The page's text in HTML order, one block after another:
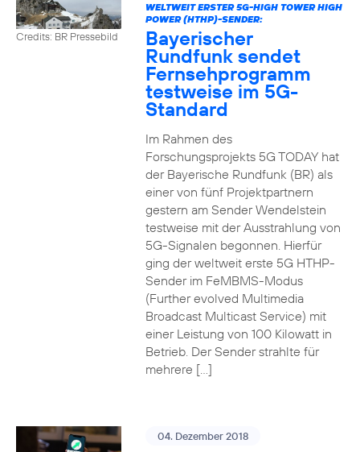
Credits: BR Pressebild
WELTWEIT ERSTER 5G-HIGH TOWER HIGH
POWER (HTHP)-SENDER:
Bayerischer
Rundfunk sendet
Fernsehprogramm
testweise im 5G-
Standard
Im Rahmen des
Forschungsprojekts 5G TODAY hat
der Bayerische Rundfunk (BR) als
einer von fünf Projektpartnern
gestern am Sender Wendelstein
testweise mit der Ausstrahlung von
5G-Signalen begonnen. Hierfür
ging der weltweit erste 5G HTHP-
Sender im FeMBMS-Modus
(Further evolved Multimedia
Broadcast Multicast Service) mit
einer Leistung von 100 Kilowatt in
Betrieb. Der Sender strahlte für
mehrere […]
04. Dezember 2018